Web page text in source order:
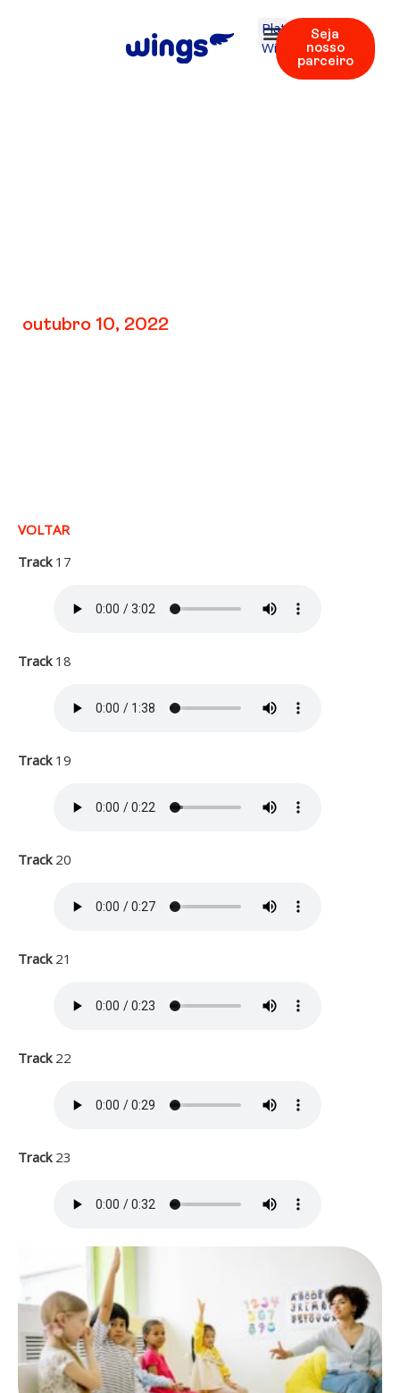
Plataforma
Wings
Seja
nosso
parceiro
outubro 10, 2022
VOLTAR
Track 17
Track 18
Track 19
Track 20
Track 21
Track 22
Track 23